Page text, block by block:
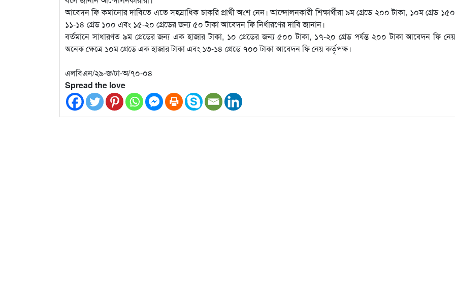
আবেদন ফি কমানোর দাবিতে এতে সহস্রাধিক চাকরি প্রার্থী অংশ নেন। আন্দোলনকারী শিক্ষার্থীরা ৯ম গ্রেডে ২০০ টাকা, ১০ম গ্রেড
১১-১৪ গ্রেড ১০০ এবং ১৫-২০ গ্রেডের জন্য ৫০ টাকা আবেদন ফি নির্ধারণের দাবি জানান।
বর্তমানে সাধারণত ৯ম গ্রেডের জন্য এক হাজার টাকা, ১০ গ্রেডের জন্য ৫০০ টাকা, ১৭-২০ গ্রেড পর্যন্ত ২০০ টাকা আবেদন ফি
অনেক ক্ষেত্রে ১০ম গ্রেডে এক হাজার টাকা এবং ১৩-১৪ গ্রেডে ৭০০ টাকা আবেদন ফি নেয় কর্তৃপক্ষ।
এলবিএন/২৯-জ/ঢা-অ/৭০-০৪
Spread the love